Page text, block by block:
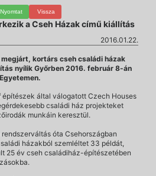
Nyomtat Vissza
a Cseh Házak című kiállítás
2016.01.22.
kortárs cseh családi házak
nyílik Győrben 2016. február 8-án
építészek által válogatott Czech Houses
családi ház projekteket
munkáin keresztül.
óta Csehországban
házakból szemléltet 33 példát,
25 év cseh családiház-építészetében